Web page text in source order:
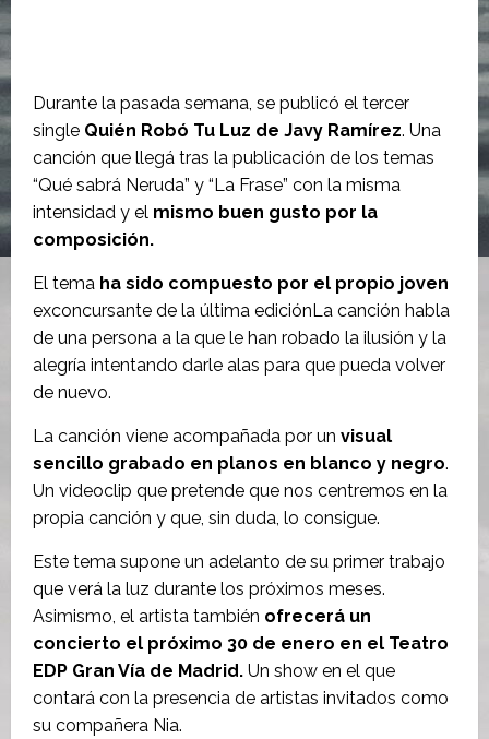
Durante la pasada semana, se publicó el tercer
single Quién Robó Tu Luz de Javy Ramírez. Una
canción que llegá tras la publicación de los temas
“Qué sabrá Neruda” y “La Frase” con la misma
intensidad y el mismo buen gusto por la
composición.
El tema ha sido compuesto por el propio joven
exconcursante de la última ediciónLa canción habla
de una persona a la que le han robado la ilusión y la
alegría intentando darle alas para que pueda volver
de nuevo.
La canción viene acompañada por un visual
sencillo grabado en planos en blanco y negro.
Un videoclip que pretende que nos centremos en la
propia canción y que, sin duda, lo consigue.
Este tema supone un adelanto de su primer trabajo
que verá la luz durante los próximos meses.
Asimismo, el artista también ofrecerá un
concierto el próximo 30 de enero en el Teatro
EDP Gran Vía de Madrid. Un show en el que
contará con la presencia de artistas invitados como
su compañera Nia.